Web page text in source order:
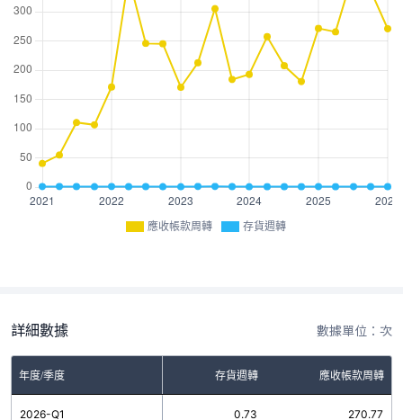
應收帳款周轉 存貨週轉
詳細數據 數據單位：次
年度/季度 存貨週轉 應收帳款周轉
2026-Q1 0.73 270.77